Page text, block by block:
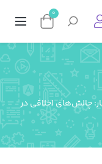
0
چالش‌های اخلاقی در